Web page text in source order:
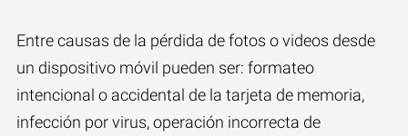
Entre causas de la pérdida de fotos o videos desde
un dispositivo móvil pueden ser: formateo
intencional o accidental de la tarjeta de memoria,
infección por virus, operación incorrecta de